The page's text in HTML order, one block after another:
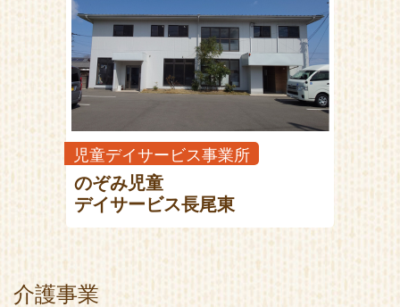
児童デイサービス事業所
のぞみ児童
デイサービス長尾東
介護事業